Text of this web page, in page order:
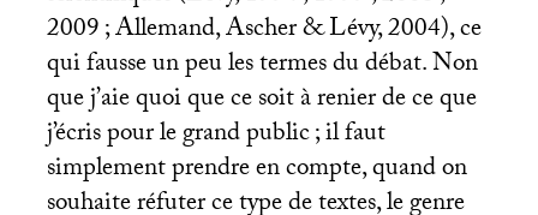
2009; Allemand, Ascher & Lévy, 2004), ce
qui fausse un peu les termes du débat. Non
que j’aie quoi que ce soit à renier de ce que
j’écris pour le grand public; il faut
simplement prendre en compte, quand on
souhaite réfuter ce type de textes, le genre